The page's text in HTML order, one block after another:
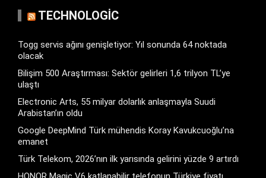
TECHNOLOGIC
Togg servis ağını genişletiyor: Yıl sonunda 64 noktada
olacak
Bilişim 500 Araştırması: Sektör gelirleri 1,6 trilyon TL’ye
ulaştı
Electronic Arts, 55 milyar dolarlık anlaşmayla Suudi
Arabistan’ın oldu
Google DeepMind Türk mühendis Koray Kavukcuoğlu’na
emanet
Türk Telekom, 2026’nın ilk yarısında gelirini yüzde 9 artırdı